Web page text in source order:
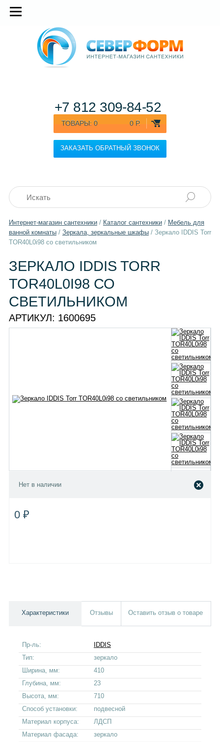
ТОВАРЫ: 0 0 Р.
ЗАКАЗАТЬ ОБРАТНЫЙ ЗВОНОК
+7 812 309-84-52
Интернет-магазин сантехники/ Каталог сантехники/ Мебель для
ванной комнаты/ Зеркала, зеркальные шкафы/ Зеркало IDDIS Torr
TOR40L0i98 со светильником
ЗЕРКАЛО IDDIS TORR
TOR40L0I98 СО
СВЕТИЛЬНИКОМ
АРТИКУЛ: 1600695
Нет в наличии
0 ₽
Характеристики Отзывы Оставить отзыв о товаре
Пр-ль:
IDDIS
Тип:
зеркало
Ширина, мм:
410
Глубина, мм:
23
Высота, мм:
710
Способ установки:
подвесной
Материал корпуса:
ЛДСП
Материал фасада:
зеркало